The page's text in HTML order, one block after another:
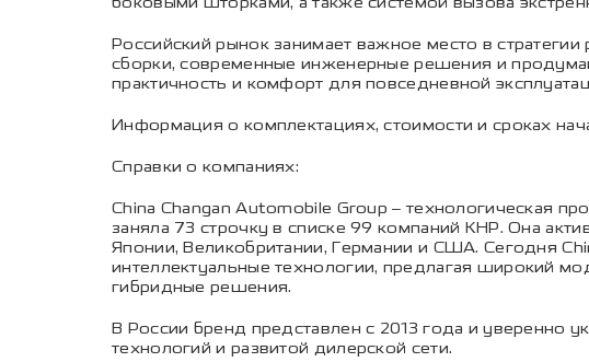
Российский рынок занимает важное место в
сборки, современные инженерные решения и
практичность и комфорт для повседневной
Информация о комплектациях, стоимости и сроках
Справки о компаниях:
China Changan Automobile Group – технологическая
заняла 73 строчку в списке 99 компаний КНР. Она
Японии, Великобритании, Германии и США. Сегодня
интеллектуальные технологии, предлагая широкий
гибридные решения.
В России бренд представлен с 2013 года и уверенно
технологий и развитой дилерской сети.